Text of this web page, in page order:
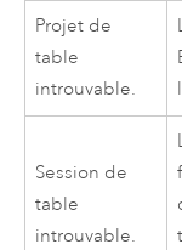
Projet de
table
introuvable.
Session de
table
introuvable.